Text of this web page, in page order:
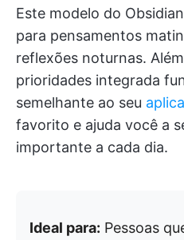
Este modelo do
para pensamentos
reflexões noturnas.
prioridades integrada
semelhante ao seu
favorito e ajuda você a
importante a cada dia.
Ideal para: Pessoas